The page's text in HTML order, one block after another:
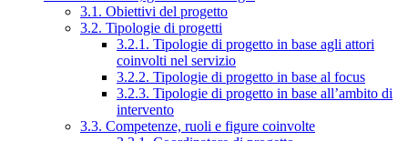
3.1. Obiettivi del progetto
3.2. Tipologie di progetti
3.2.1. Tipologie di progetto in base agli attori
coinvolti nel servizio
3.2.2. Tipologie di progetto in base al focus
3.2.3. Tipologie di progetto in base all’ambito di
intervento
3.3. Competenze, ruoli e figure coinvolte